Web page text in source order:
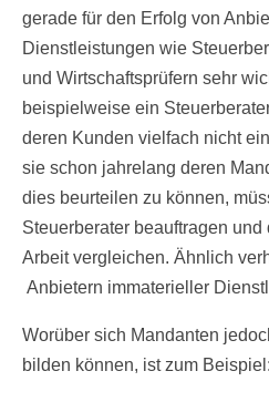
gerade für den Erfolg von
Dienstleistungen wie
und Wirtschaftsprüfern sehr
beispielweise ein
deren Kunden vielfach nicht
sie schon jahrelang deren
dies beurteilen zu können,
Steuerberater beauftragen
Arbeit vergleichen. Ähnlich
Anbietern immaterieller
Worüber sich Mandanten
bilden können, ist zum Beispiel: